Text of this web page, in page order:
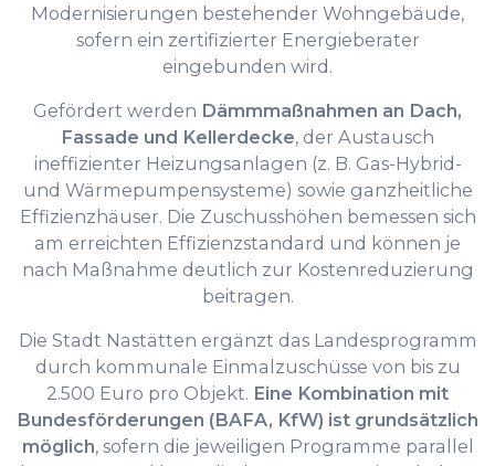
Modernisierungen bestehender Wohngebäude,
sofern ein zertifizierter Energieberater
eingebunden wird.
Gefördert werden Dämmmaßnahmen an Dach,
Fassade und Kellerdecke, der Austausch
ineffizienter Heizungsanlagen (z. B. Gas-Hybrid-
und Wärmepumpensysteme) sowie ganzheitliche
Effizienzhäuser. Die Zuschusshöhen bemessen sich
am erreichten Effizienzstandard und können je
nach Maßnahme deutlich zur Kostenreduzierung
beitragen.
Die Stadt Nastätten ergänzt das Landesprogramm
durch kommunale Einmalzuschüsse von bis zu
2.500 Euro pro Objekt. Eine Kombination mit
Bundesförderungen (BAFA, KfW) ist grundsätzlich
möglich, sofern die jeweiligen Programme parallel